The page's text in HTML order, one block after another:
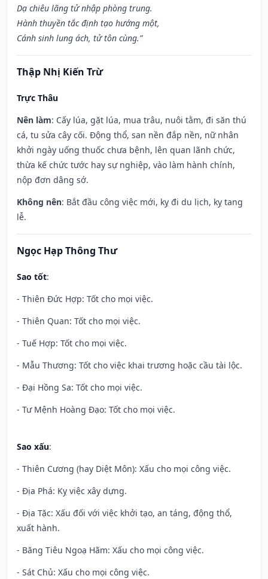
Dạ chiêu lãng tử nhập phòng trung.
Hành thuyền tắc định tạo hướng một,
Cánh sinh lung ách, tử tôn cùng.”
Thập Nhị Kiến Trừ
Trực Thâu
Nên làm: Cấy lúa, gặt lúa, mua trâu, nuôi tằm, đi săn thú
cá, tu sửa cây cối. Động thổ, san nền đắp nền, nữ nhân
khởi ngày uống thuốc chưa bệnh, lên quan lãnh chức,
thừa kế chức tước hay sự nghiệp, vào làm hành chính,
nộp đơn dâng sớ.
Không nên: Bắt đầu công việc mới, kỵ đi du lịch, kỵ tang
lễ.
Ngọc Hạp Thông Thư
Sao tốt:
- Thiên Đức Hợp: Tốt cho mọi việc.
- Thiên Quan: Tốt cho mọi việc.
- Tuế Hợp: Tốt cho mọi việc.
- Mẫu Thương: Tốt cho việc khai trương hoặc cầu tài lộc.
- Đại Hồng Sa: Tốt cho mọi việc.
- Tư Mệnh Hoàng Đạo: Tốt cho mọi việc.
Sao xấu:
- Thiên Cương (hay Diệt Môn): Xấu cho mọi công việc.
- Địa Phá: Kỵ việc xây dựng.
- Địa Tặc: Xấu đối với việc khởi tạo, an táng, động thổ,
xuất hành.
- Băng Tiêu Ngoạ Hãm: Xấu cho mọi công việc.
- Sát Chủ: Xấu cho mọi công việc.